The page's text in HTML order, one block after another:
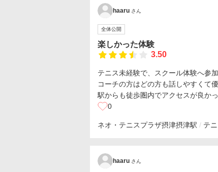
haaru さん
全体公開
楽しかった体験
3.50
テニス未経験で、スクール体験へ参
コーチの方はどの方も話しやすくて
駅からも徒歩圏内でアクセスが良かっ
0
ネオ・テニスプラザ摂津摂津駅 テ
haaru さん